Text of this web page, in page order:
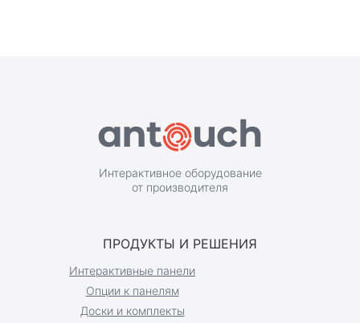
Интерактивное оборудование
от производителя
ПРОДУКТЫ И РЕШЕНИЯ
Интерактивные панели
Доски и комплекты
Опции к панелям